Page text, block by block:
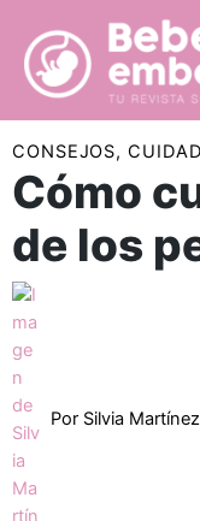
contenido
CONSEJOS,
Cómo
de los
Por Silvia Martínez